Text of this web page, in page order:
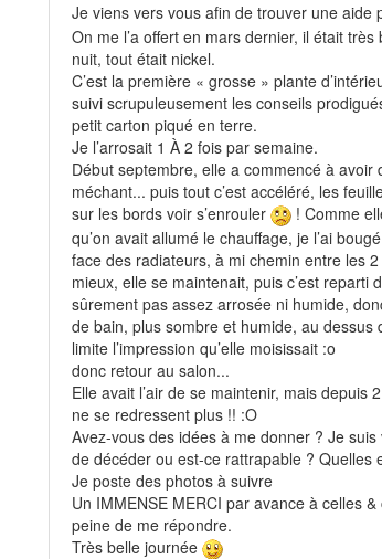
Je viens vers vous afin de trouver une aide
On me l’a offert en mars dernier, il était
nuit, tout était nickel.
C’est la première « grosse » plante
suivi scrupuleusement les conseils
petit carton piqué en terre.
Je l’arrosait 1 À 2 fois par semaine.
Début septembre, elle a commencé à
méchant... puis tout c’est accéléré, les
sur les bords voir s’enrouler
! Comme
qu’on avait allumé le chauffage, je l’ai
face des radiateurs, à mi chemin entre les
mieux, elle se maintenait, puis c’est reparti
sûrement pas assez arrosée ni humide,
de bain, plus sombre et humide, au dessus
limite l’impression qu’elle moisissait :o
donc retour au salon...
Elle avait l’air de se maintenir, mais
ne se redressent plus !! :O
Avez-vous des idées à me donner ? Je
de décéder ou est-ce rattrapable ? Quelles
Je poste des photos à suivre
Un IMMENSE MERCI par avance à celles
peine de me répondre.
Très belle journée